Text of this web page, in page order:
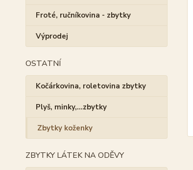
Froté, ručníkovina - zbytky
Výprodej
OSTATNÍ
Kočárkovina, roletovina zbytky
Plyš, minky,...zbytky
Zbytky koženky
ZBYTKY LÁTEK NA ODĚVY